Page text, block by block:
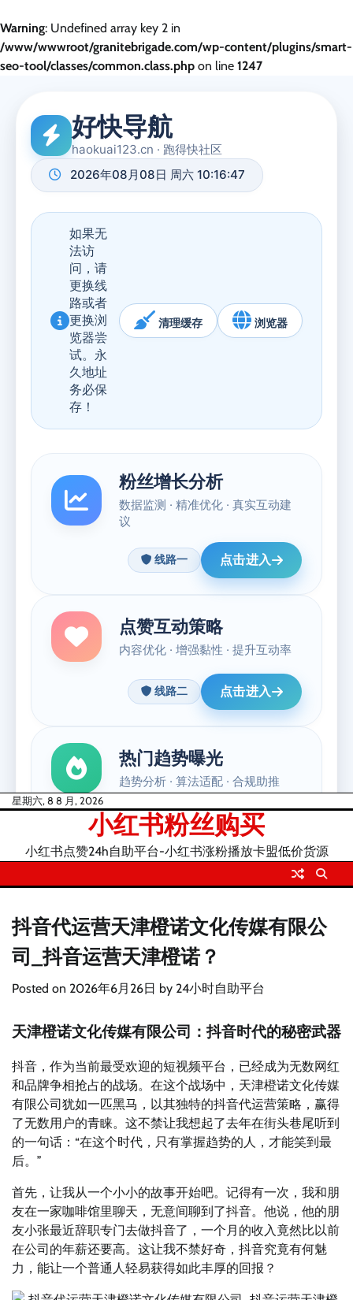
Warning: Undefined array key 2 in
/www/wwwroot/granitebrigade.com/wp-content/plugins/smart-
seo-tool/classes/common.class.php on line 1247
Skip星期六, 8 8 月, 2026
小红书粉丝购买
小红书点赞24h自助平台-小红书涨粉播放卡盟低价货源
抖音代运营天津橙诺文化传媒有限公
司_抖音运营天津橙诺？
Posted on 2026年6月26日 by 24小时自助平台
天津橙诺文化传媒有限公司：抖音时代的秘密武器
抖音，作为当前最受欢迎的短视频平台，已经成为无数网红
和品牌争相抢占的战场。在这个战场中，天津橙诺文化传媒
有限公司犹如一匹黑马，以其独特的抖音代运营策略，赢得
了无数用户的青睐。这不禁让我想起了去年在街头巷尾听到
的一句话：“在这个时代，只有掌握趋势的人，才能笑到最
后。”
首先，让我从一个小小的故事开始吧。记得有一次，我和朋
友在一家咖啡馆里聊天，无意间聊到了抖音。他说，他的朋
友小张最近辞职专门去做抖音了，一个月的收入竟然比以前
在公司的年薪还要高。这让我不禁好奇，抖音究竟有何魅
力，能让一个普通人轻易获得如此丰厚的回报？